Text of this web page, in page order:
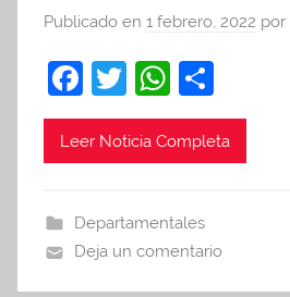
Publicado en 1 febrero, 2022 por
F
a
c
b
o
o
T
w
itt
W
h
at
A
p
p
o
m
tir
Leer Noticia Completa
Departamentales
Deja un comentario